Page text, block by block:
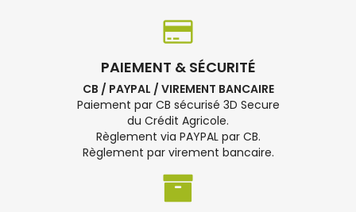
PAIEMENT & SÉCURITÉ
CB / PAYPAL / VIREMENT BANCAIRE
Paiement par CB sécurisé 3D Secure
du Crédit Agricole.
Règlement via PAYPAL par CB.
Règlement par virement bancaire.